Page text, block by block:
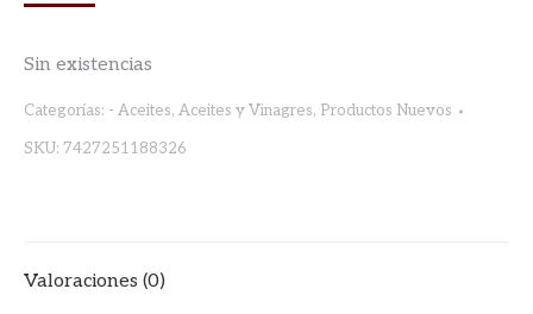
Sin existencias
Categorías: - Aceites, Aceites y Vinagres, Productos Nuevos
SKU: 7427251188326
Valoraciones (0)